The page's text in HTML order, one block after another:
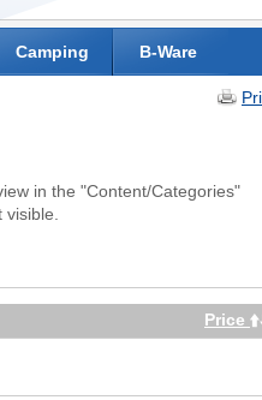
Camping B-Ware
in the "Content/Categories"
Price